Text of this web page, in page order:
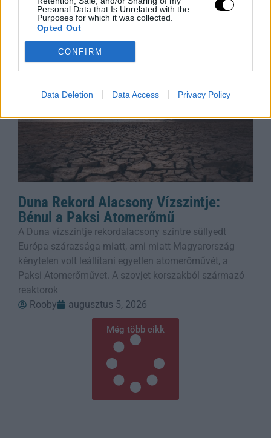
Personal Data that Is Unrelated with the
Purposes for which it was collected.
Opted Out
CONFIRM
Data Deletion Data Access Privacy Policy
fejlesztéseket. A dokumentum szerint a
Rooby
augusztus 6, 2026
Duna Rekord Alacsony Vízszintje:
Bénul a Paksi Atomerőmű
A Duna vízszintje rekordalacsony szintre süllyedt
Európa szárazsága miatt, ami miatt Magyarország
kénytelen volt leállítani egyetlen atomerőművét, a
Paksi Atomerőművet. A szovjet korszakból származó
reaktorok
Rooby
augusztus 5, 2026
Még több cikk